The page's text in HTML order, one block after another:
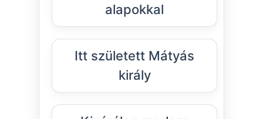
alapokkal
Itt született Mátyás
király